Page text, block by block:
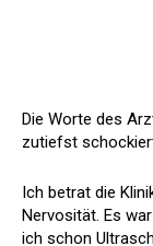
Die Worte des
zutiefst
Ich betrat die
Nervosität. Es
ich schon